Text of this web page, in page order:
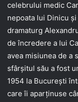
celebrului medic
nepoata lui Dinicu
dramaturg
de încredere a lui
avea misiunea de a
sfârșitul său a fost
1954 la București
care îi aparținuse